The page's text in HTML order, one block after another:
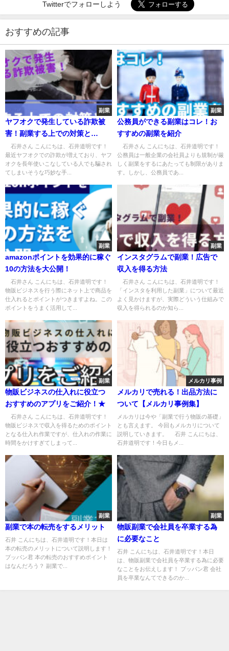
Twitterでフォローしよう
おすすめの記事
副業
ヤフオクで発生している詐欺被
害！副業する上での対策と
は！？
石井さん こんにちは、石井道明です！
最近ヤフオクでの詐欺が増えており、ヤフ
オクを長年使いこなしている人でも騙され
てしまいそうな巧妙な手...
副業
公務員ができる副業はコレ！お
すすめの副業を紹介
石井さん こんにちは、石井道明です！
公務員は一般企業の会社員よりも規制が厳
しく副業をするにあたっても制限がありま
す。しかし、公務員であ...
副業
amazonポイントを効果的に稼ぐ
10の方法を大公開！
石井さん こんにちは、石井道明です！
物販ビジネスを行う際にネット上で商品を
仕入れるとポイントがつきますよね。この
ポイントをうまく活用して...
副業
インスタグラムで副業！広告で
収入を得る方法
石井さん こんにちは、石井道明です！
「インスタを利用した副業」について最近
よく見かけますが、実際どういう仕組みで
収入を得られるのか知ら...
副業
物販ビジネスの仕入れに役立つ
おすすめのアプリをご紹介！★
石井さん こんにちは、石井道明です！
物販ビジネスで収入を得るためのポイント
となる仕入れ作業ですが、仕入れの作業に
時間をかけすぎてしまって...
メルカリ事例
メルカリで売れる！出品方法に
ついて【メルカリ事例集】
メルカリは今や「副業で行う物販の基礎」
とも言えます。 今回もメルカリについて
説明していきます。 石井 こんにちは、
石井道明です！今日もメ...
副業
副業で本の転売をするメリット
石井 こんにちは、石井道明です！本日は
本の転売のメリットについて説明します！
ブッパン君 本の転売のおすすめポイント
はなんだろう？ 副業で...
副業
物販副業で会社員を卒業する為
に必要なこと
石井 こんにちは、石井道明です！本日
は、物販副業で会社員を卒業する為に必要
なことをお伝えします！ ブッパン君 会社
員を卒業なんてできるのか...